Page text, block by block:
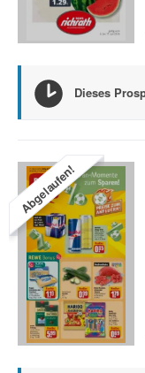
Dieses
Abgelaufen!